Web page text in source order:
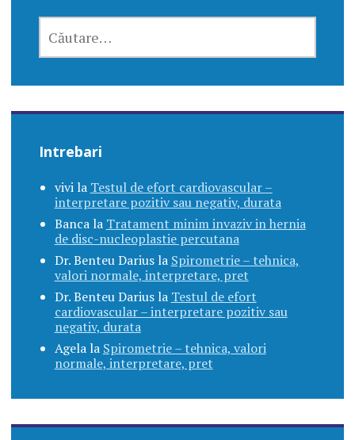
DUPĂ:
Intrebari
vivila Testul de efort cardiovascular –
interpretare pozitiv sau negativ, durata
Bancala Tratament minim invaziv in hernia
de disc-nucleoplastie percutana
Dr. Benteu Dariusla Spirometrie – tehnica,
valori normale, interpretare, pret
Dr. Benteu Dariusla Testul de efort
cardiovascular – interpretare pozitiv sau
negativ, durata
Agelala Spirometrie – tehnica, valori
normale, interpretare, pret